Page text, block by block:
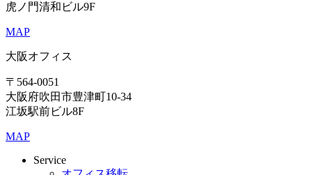
虎ノ門清和ビル9F
MAP
大阪オフィス
〒564-0051
大阪府吹田市豊津町10-34
江坂駅前ビル8F
MAP
Service